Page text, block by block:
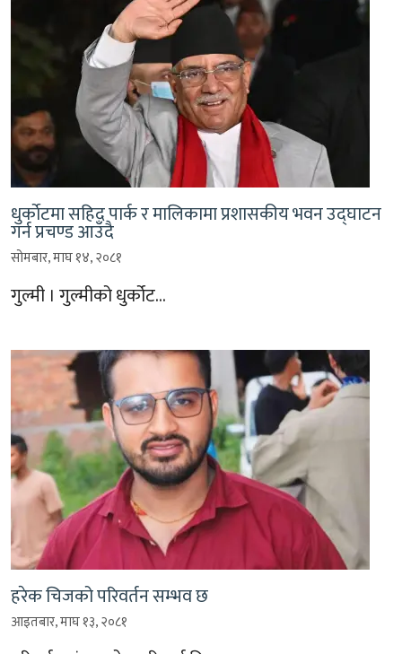
धुर्काेटमा सहिद पार्क र मालिकामा प्रशासकीय भवन उद्घाटन
गर्न प्रचण्ड आउँदै
सोमबार, माघ १४, २०८१
गुल्मी । गुल्मीको धुर्कोट…
हरेक चिजको परिवर्तन सम्भव छ
आइतबार, माघ १३, २०८१